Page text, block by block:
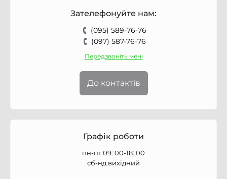
Зателефонуйте нам:
(095) 589-76-76
(097) 587-76-76
Передзвоніть мені
До контактів
Графік роботи
пн-пт 09: 00-18: 00
сб-нд вихідний